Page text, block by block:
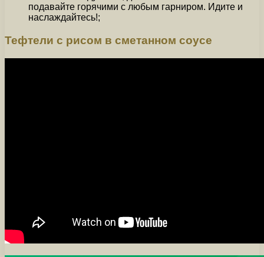
подавайте горячими с любым гарниром. Идите и
наслаждайтесь!;
Тефтели с рисом в сметанном соусе